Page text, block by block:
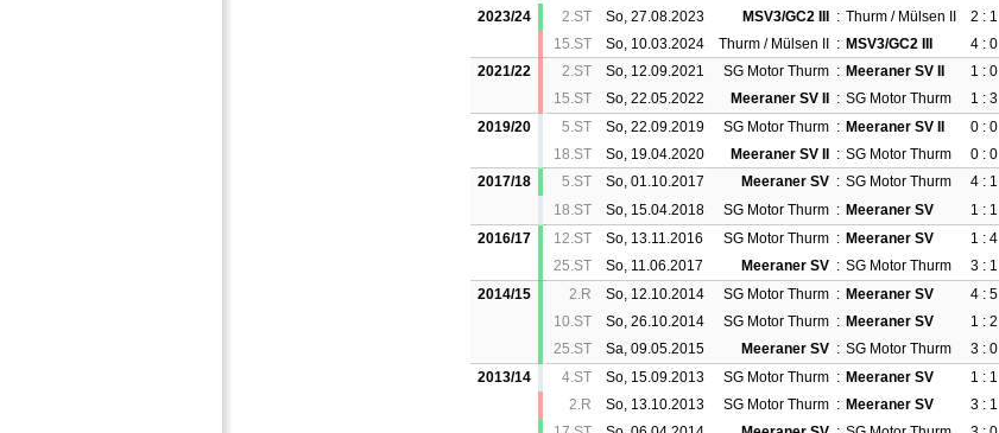
2023/24 2.ST So, 27.08.2023 MSV3/GC2 III : Thurm / Mülsen II
2 : 1
15.ST
So, 10.03.2024 Thurm / Mülsen II : MSV3/GC2 III
4 : 0
2021/22
2.ST So, 12.09.2021 SG Motor Thurm : Meeraner SV II
1 : 0
15.ST
So, 22.05.2022 Meeraner SV II : SG Motor Thurm
1 : 3
2019/20
5.ST So, 22.09.2019 SG Motor Thurm : Meeraner SV II
0 : 0
18.ST
So, 19.04.2020 Meeraner SV II : SG Motor Thurm
0 : 0
2017/18
5.ST So, 01.10.2017 Meeraner SV : SG Motor Thurm
4 : 1
18.ST
So, 15.04.2018 SG Motor Thurm : Meeraner SV 1 : 1
2016/17 12.ST So, 13.11.2016 SG Motor Thurm : Meeraner SV
1 : 4
25.ST
So, 11.06.2017 Meeraner SV : SG Motor Thurm
3 : 1
2014/15
2.R So, 12.10.2014 SG Motor Thurm : Meeraner SV
4 : 5
10.ST
So, 26.10.2014 SG Motor Thurm : Meeraner SV
1 : 2
25.ST
Sa, 09.05.2015 Meeraner SV : SG Motor Thurm
3 : 0
2013/14
4.ST So, 15.09.2013 SG Motor Thurm : Meeraner SV
1 : 1
2.R
So, 13.10.2013 SG Motor Thurm : Meeraner SV
3 : 1